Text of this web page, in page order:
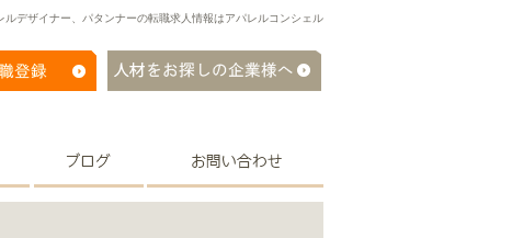
デザイナー、パタンナーの転職求人情報はアパレルコンシェル